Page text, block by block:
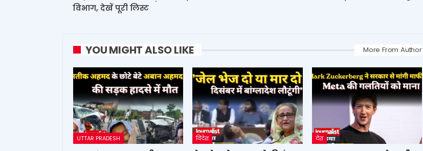
विभाग, देखें पूरी लिस्ट
YOU MIGHT ALSO LIKE More From Author
UTTAR PRADESH विदेश देश